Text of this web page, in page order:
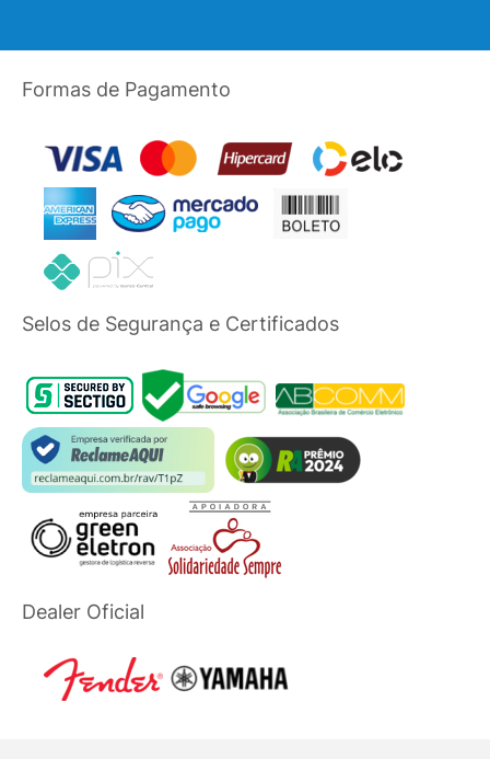
Formas de Pagamento
Selos de Segurança e Certificados
Dealer Oficial